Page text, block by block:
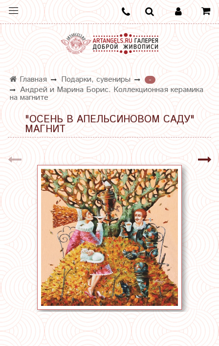
Главная Подарки, сувениры
-
Андрей и Марина Борис. Коллекционная керамика
на магните
"ОСЕНЬ В АПЕЛЬСИНОВОМ САДУ"
МАГНИТ